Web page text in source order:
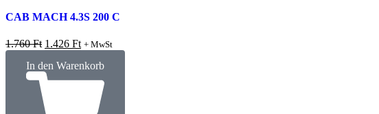
CAB MACH 4.3S 200 C
1.760Ft 1.426 Ft + MwSt
In den Warenkorb